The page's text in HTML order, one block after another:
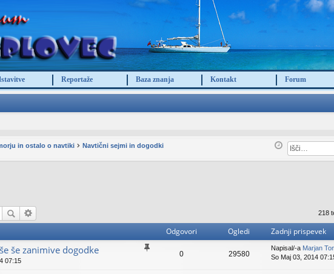
Reportaže Baza znanja Kontakt Forum
in ostalo o navtiki Navtični sejmi in dogodki
218
Odgovori Ogledi Zadnji prispevek
še zanimive dogodke
07:15
0 29580
Napisal/-a Marjan
So Maj 03, 2014